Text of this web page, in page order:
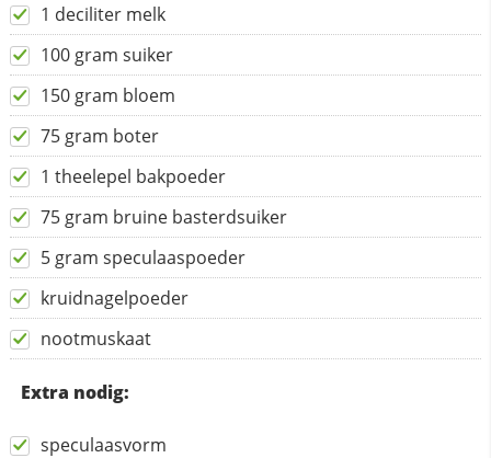
1 deciliter melk
100 gram suiker
150 gram bloem
75 gram boter
1 theelepel bakpoeder
75 gram bruine basterdsuiker
5 gram speculaaspoeder
kruidnagelpoeder
nootmuskaat
Extra nodig:
speculaasvorm